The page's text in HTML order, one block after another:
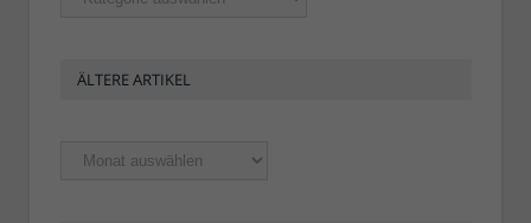
ÄLTERE ARTIKEL
Ältere
Artikel